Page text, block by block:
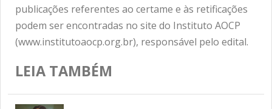
publicações referentes ao certame e às retificações
podem ser encontradas no site do Instituto AOCP
(www.institutoaocp.org.br), responsável pelo edital.
LEIA TAMBÉM